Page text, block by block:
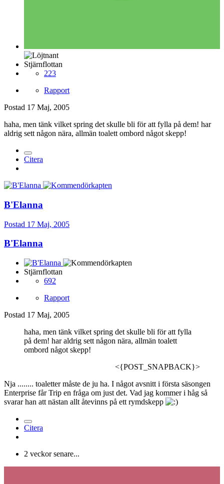
Stjärnflottan
223
Rapport
Postad 17 Maj, 2005
haha, men tänk vilket spring det skulle bli för att fylla på dem! har
aldrig sett någon nära, allmän toalett ombord något skepp!
Citera
B'Elanna
Postad 17 Maj, 2005
B'Elanna
Stjärnflottan
692
Rapport
Postad 17 Maj, 2005
haha, men tänk vilket spring det skulle bli för att fylla
på dem! har aldrig sett någon nära, allmän toalett
ombord något skepp!
<{POST_SNAPBACK}>
Nja ........ toaletter måste de ju ha. I något avsnitt i första säsongen
Enterprise får Trip en fråga om just det. Vad jag kommer i håg så
svarar han att nästan allt åtevinns på ett rymdskepp
Citera
2 veckor senare...